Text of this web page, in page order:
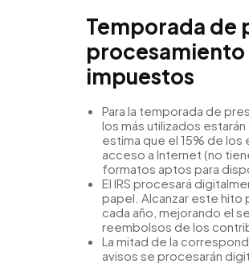
Temporada de
procesamiento
impuestos
Para la temporada de
los más utilizados
estima que el 15% de
acceso a Internet (no
formatos aptos para
El IRS procesará
papel. Alcanzar este hito
cada año, mejorando el
reembolsos de los
La mitad de la
avisos se procesarán